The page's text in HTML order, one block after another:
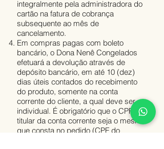
integralmente pela administradora do
cartão na fatura de cobrança
subsequente ao mês de
cancelamento.
Em compras pagas com boleto
bancário, o Dona Nenê Congelados
efetuará a devolução através de
depósito bancário, em até 10 (dez)
dias úteis contados do recebimento
do produto, somente na conta
corrente do cliente, a qual deve ser
individual. É obrigatório que o CPF do
titular da conta corrente seja o mesmo
que consta no pedido (CPF do